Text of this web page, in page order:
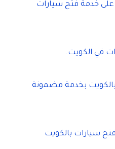
خدمة فتح سيارات
بخدمة مضمونة